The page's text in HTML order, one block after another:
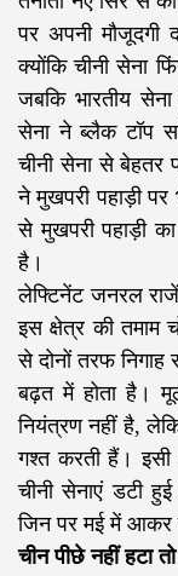
पर अपनी मौजूदगी
क्योंकि चीनी सेना
जबकि भारतीय
सेना ने ब्लैक टॉप
चीनी सेना से बेहतर
ने मुखपरी पहाड़ी
से मुखपरी पहाड़ी
है।
लेफ्टिनेंट जनरल
इस क्षेत्र की तमाम
से दोनों तरफ
बढ़त में होता है।
नियंत्रण नहीं है,
गश्त करती हैं।
चीनी सेनाएं डटी
जिन पर मई में आकर
चीन पीछे नहीं हटा